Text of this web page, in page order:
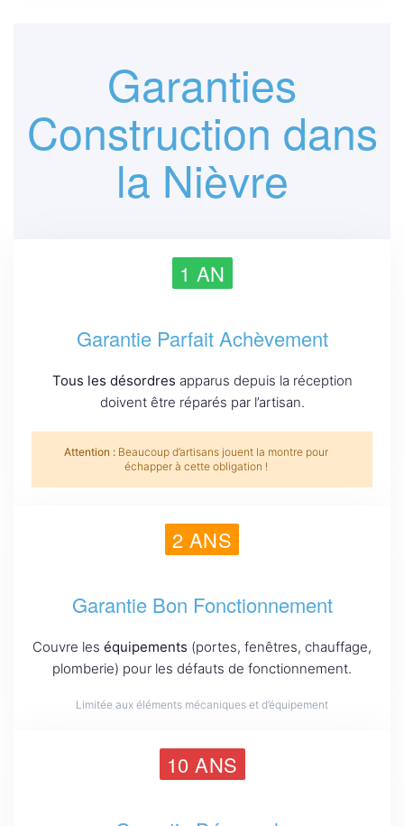
Garanties
Construction dans
la Nièvre
1 AN
Garantie Parfait Achèvement
Tous les désordres apparus depuis la réception
doivent être réparés par l’artisan.
Attention :Beaucoup d’artisans jouent la montre pour
échapper à cette obligation !
2 ANS
Garantie Bon Fonctionnement
Couvre les équipements (portes, fenêtres, chauffage,
plomberie) pour les défauts de fonctionnement.
Limitée aux éléments mécaniques et d’équipement
10 ANS